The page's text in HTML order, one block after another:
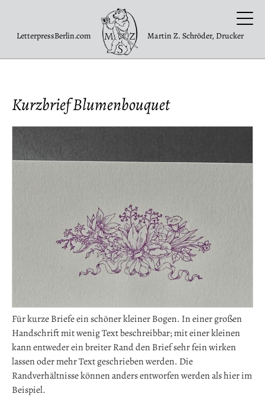
LetterpressBerlin.com Martin Z. Schröder, Drucker
Kurzbrief Blumenbouquet
Für kurze Briefe ein schöner kleiner Bogen. In einer großen
Handschrift mit wenig Text beschreibbar; mit einer kleinen
kann entweder ein breiter Rand den Brief sehr fein wirken
lassen oder mehr Text geschrieben werden. Die
Randverhältnisse können anders entworfen werden als hier im
Beispiel.